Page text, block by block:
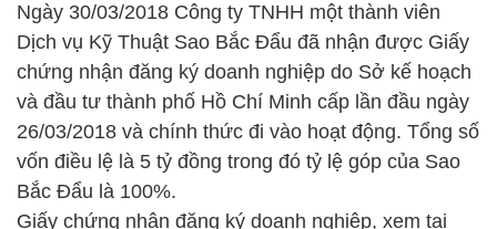
Ngày 30/03/2018 Công ty TNHH một thành viên
Dịch vụ Kỹ Thuật Sao Bắc Đẩu đã nhận được Giấy
chứng nhận đăng ký doanh nghiệp do Sở kế hoạch
và đầu tư thành phố Hồ Chí Minh cấp lần đầu ngày
26/03/2018 và chính thức đi vào hoạt động. Tổng số
vốn điều lệ là 5 tỷ đồng trong đó tỷ lệ góp của Sao
Bắc Đẩu là 100%.
Giấy chứng nhận đăng ký doanh nghiệp, xem tại